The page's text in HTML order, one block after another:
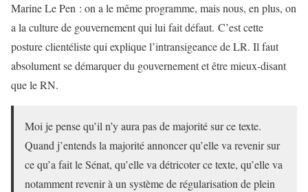
Marine Le Pen : on a le même programme, mais nous, en plus, on
a la culture de gouvernement qui lui fait défaut. C’est cette
posture clientéliste qui explique l’intransigeance de LR. Il faut
absolument se démarquer du gouvernement et être mieux-disant
que le RN.
Moi je pense qu’il n’y aura pas de majorité sur ce texte.
Quand j’entends la majorité annoncer qu’elle va revenir sur
ce qu’a fait le Sénat, qu’elle va détricoter ce texte, qu’elle va
notamment revenir à un système de régularisation de plein